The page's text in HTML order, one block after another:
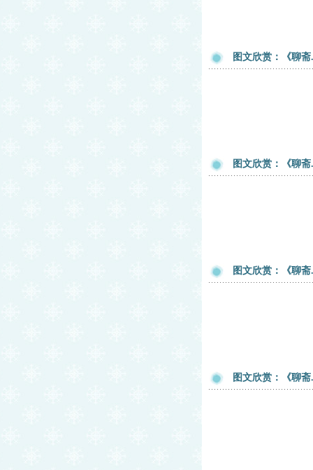
图文欣赏：《聊
图文欣赏：《聊
图文欣赏：《聊
图文欣赏：《聊